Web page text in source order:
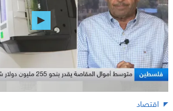
اقتصاد